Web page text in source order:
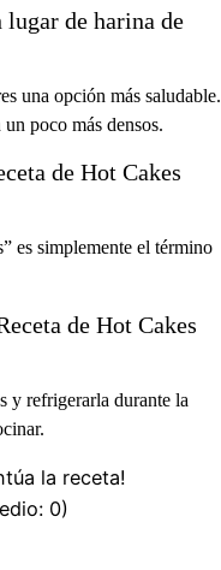
lugar de harina de
una opción más saludable.
poco más densos.
de Hot Cakes
es simplemente el término
de Hot Cakes
s y refrigerarla durante la
la receta!
0)